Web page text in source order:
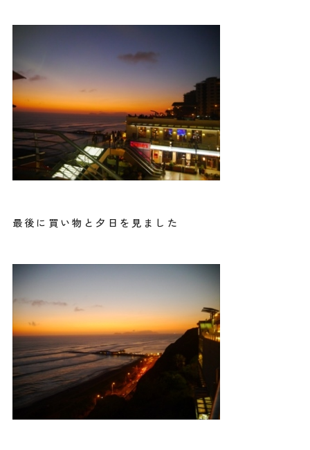
最後に買い物と夕日を見ました